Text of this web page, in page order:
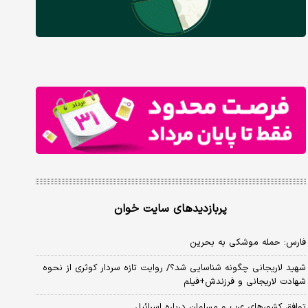
پربازدیدهای سایت خوان
فارس: حمله موشکی به بحرین
شهید لاریجانی چگونه شناسایی شد؟/ روایت تازه سردار کوثری از نحوه
شهادت لاریجانی و فرزندش+فیلم